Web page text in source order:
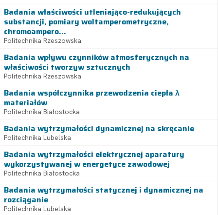
Badania właściwości utleniająco-redukujących
substancji, pomiary woltamperometryczne,
chromoampero...
Politechnika Rzeszowska
Badania wpływu czynników atmosferycznych na
właściwości tworzyw sztucznych
Politechnika Rzeszowska
Badania współczynnika przewodzenia ciepła λ
materiałów
Politechnika Białostocka
Badania wytrzymałości dynamicznej na skręcanie
Politechnika Lubelska
Badania wytrzymałości elektrycznej aparatury
wykorzystywanej w energetyce zawodowej
Politechnika Białostocka
Badania wytrzymałości statycznej i dynamicznej na
rozciąganie
Politechnika Lubelska